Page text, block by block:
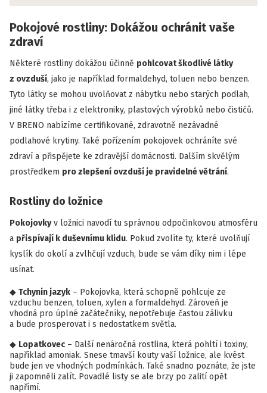
Pokojové rostliny: Dokážou ochránit vaše
zdraví
Některé rostliny dokážou účinně pohlcovat škodlivé látky
z ovzduší, jako je například formaldehyd, toluen nebo benzen.
Tyto látky se mohou uvolňovat z nábytku nebo starých podlah,
jiné látky třeba i z elektroniky, plastových výrobků nebo čističů.
V BRENO nabízíme certifikované, zdravotně nezávadné
podlahové krytiny. Také pořízením pokojovek ochráníte své
zdraví a přispějete ke zdravější domácnosti. Dalším skvělým
prostředkem pro zlepšení ovzduší je pravidelné větrání.
Rostliny do ložnice
Pokojovkyv ložnici navodí tu správnou odpočinkovou atmosféru
a přispívají k duševnímu klidu. Pokud zvolíte ty, které uvolňují
kyslík do okolí a zvlhčují vzduch, bude se vám díky nim i lépe
usínat.
Tchynin jazyk – Pokojovka, která schopně pohlcuje ze
vzduchu benzen, toluen, xylen a formaldehyd. Zároveň je
vhodná pro úplné začátečníky, nepotřebuje častou zálivku
a bude prosperovat i s nedostatkem světla.
Lopatkovec – Další nenáročná rostlina, která pohltí i toxiny,
například amoniak. Snese tmavší kouty vaší ložnice, ale kvést
bude jen ve vhodných podmínkách. Také snadno poznáte, že jste
ji zapomněli zalít. Povadlé listy se ale brzy po zalití opět
napřímí.